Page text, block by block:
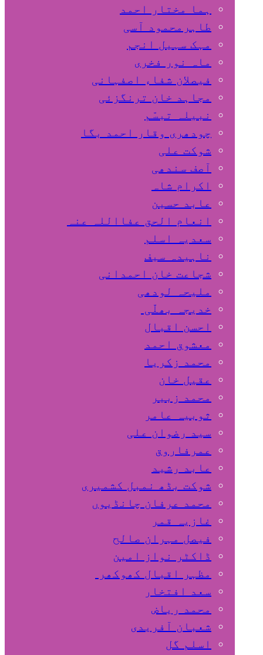
ہما مختار احمد
طاہرمحمود آسی
مہک سہیل انجم
ماہ نور فخری
فیصلان شفاء اصفہانی
مجاہد خان ترنگزئی
نبیلہ تبسّم
چودھری وقار احمد بگا
شوکت علی
آصف سندھی
اکرام شاہ
عابد حسین
انعام الحق عفااللہ عنہ
سعدیہ اسلم
ناہیدہ سیف
شجاعت خان احمدانی
ملیحہ لودھی
خدیجہ بھلّی
احسن اقبال
معشوق احمد
محمد زکریا
عقیل خان
محمد زبیر
ثوبیہ عامر
سید رضوان علی
عمرفاروق
عابد رشید
شوکت بڈھ نمبل کشمیری
محمد عرفان چانڈیوں
غازیہ قمر
فیصل مہران صالح
ڈاکٹر نواز امین
مظہر اقبال کھوکھر
سعد افتخار
محمد ریاض
شعبان آفریدی
اسلم گل